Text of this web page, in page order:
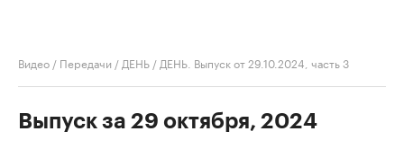
Видео / Передачи / ДЕНЬ / ДЕНЬ. Выпуск от 29.10.2024, часть 3
Выпуск за 29 октября, 2024